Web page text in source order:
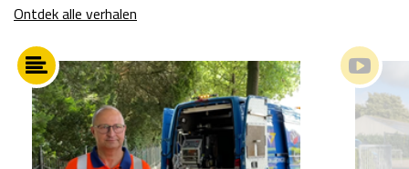
Ontdek alle verhalen